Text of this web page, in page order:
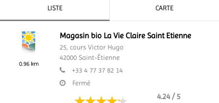
LISTE CARTE
0.96 km
Magasin bio La Vie Claire Saint Etienne
25, cours Victor Hugo
42000 Saint-Étienne
+33 4 77 37 82 14
Fermé
4.24 / 5